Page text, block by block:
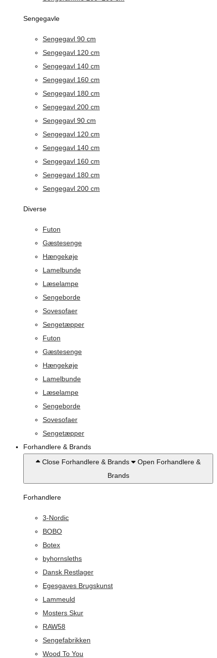
Sengegavle
Sengegavl 90 cm
Sengegavl 120 cm
Sengegavl 140 cm
Sengegavl 160 cm
Sengegavl 180 cm
Sengegavl 200 cm
Sengegavl 90 cm
Sengegavl 120 cm
Sengegavl 140 cm
Sengegavl 160 cm
Sengegavl 180 cm
Sengegavl 200 cm
Diverse
Futon
Gæstesenge
Hængekøje
Lamelbunde
Læselampe
Sengeborde
Sovesofaer
Sengetæpper
Futon
Gæstesenge
Hængekøje
Lamelbunde
Læselampe
Sengeborde
Sovesofaer
Sengetæpper
Forhandlere & Brands
Close Forhandlere & Brands
Open Forhandlere &
Brands
Forhandlere
3-Nordic
BOBO
Botex
byhornsleths
Dansk Restlager
Egesgaves Brugskunst
Lammeuld
Mosters Skur
RAW58
Sengefabrikken
Wood To You